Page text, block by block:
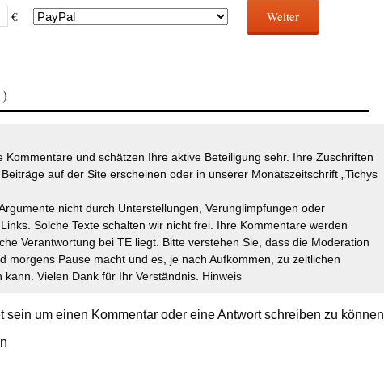
€ Weiter
Kommentare und schätzen Ihre aktive Beteiligung sehr. Ihre Zuschriften
auf der Site erscheinen oder in unserer Monatszeitschrift „Tichys
nicht durch Unterstellungen, Verunglimpfungen oder
Solche Texte schalten wir nicht frei. Ihre Kommentare werden
Verantwortung bei TE liegt. Bitte verstehen Sie, dass die Moderation
morgens Pause macht und es, je nach Aufkommen, zu zeitlichen
kann. Vielen Dank für Ihr Verständnis. Hinweis
sein um einen Kommentar oder eine Antwort schreiben zu können